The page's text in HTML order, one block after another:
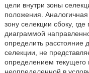
цели внутри зоны
положения.
зону селекции сбоку,
диаграммой
определить расстояние
селекции, не
определением